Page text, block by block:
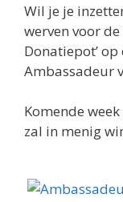
Wil je je
werven voor
Donatiepot’
Ambassadeur
Komende week
zal in menig